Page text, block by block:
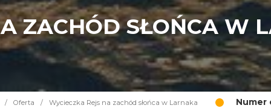
ZACHÓD SŁOŃCA W
/ Oferta / Wycieczka Rejs na zachód słońca w Larnaka Numer